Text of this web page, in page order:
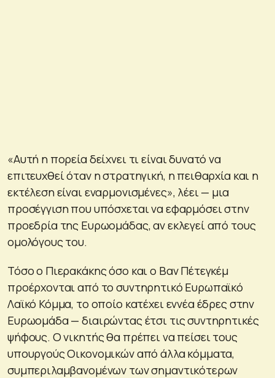
«Αυτή η πορεία δείχνει τι είναι δυνατό να
επιτευχθεί όταν η στρατηγική, η πειθαρχία και η
εκτέλεση είναι εναρμονισμένες», λέει — μια
προσέγγιση που υπόσχεται να εφαρμόσει στην
προεδρία της Ευρωομάδας, αν εκλεγεί από τους
ομολόγους του.
Τόσο ο Πιερακάκης όσο και ο Βαν Πέτεγκέμ
προέρχονται από το συντηρητικό Ευρωπαϊκό
Λαϊκό Κόμμα, το οποίο κατέχει εννέα έδρες στην
Ευρωομάδα — διαιρώντας έτσι τις συντηρητικές
ψήφους. Ο νικητής θα πρέπει να πείσει τους
υπουργούς Οικονομικών από άλλα κόμματα,
συμπεριλαμβανομένων των σημαντικότερων